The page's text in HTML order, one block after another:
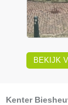
BEKIJK
Kenter